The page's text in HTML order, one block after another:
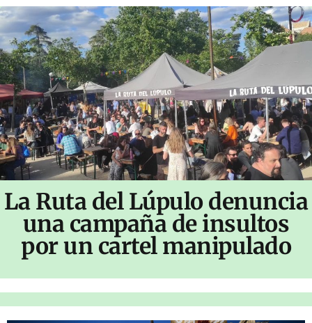
La Ruta del Lúpulo denuncia
una campaña de insultos
por un cartel manipulado